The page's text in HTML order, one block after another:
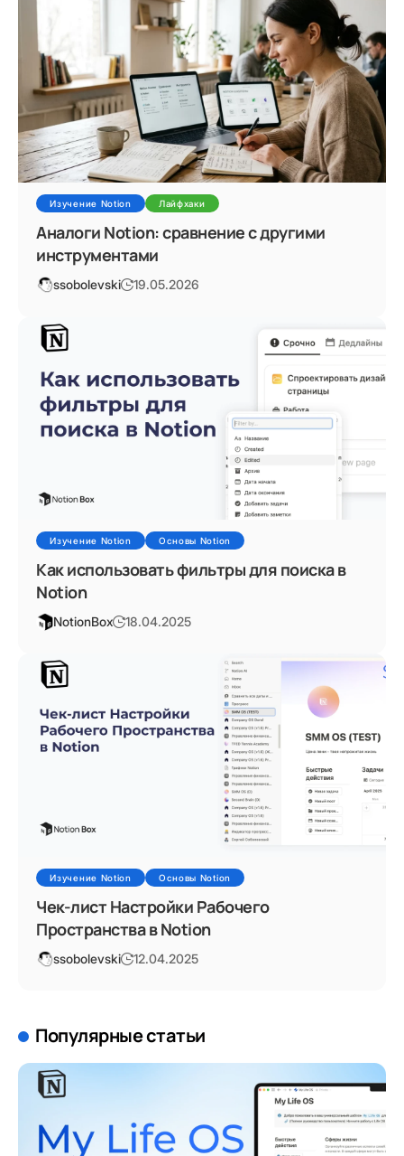
Изучение Notion Лайфхаки
Аналоги Notion: сравнение с другими
инструментами
ssobolevski 19.05.2026
Изучение Notion Основы Notion
Как использовать фильтры для поиска в
Notion
NotionBox 18.04.2025
Изучение Notion Основы Notion
Чек-лист Настройки Рабочего
Пространства в Notion
ssobolevski 12.04.2025
Популярные статьи